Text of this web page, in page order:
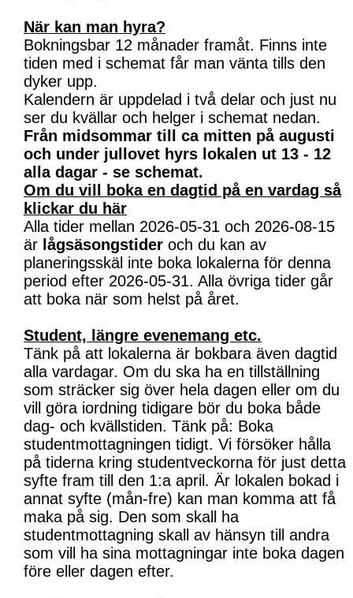
När kan man hyra?
Bokningsbar 12 månader framåt. Finns inte
tiden med i schemat får man vänta tills den
dyker upp.
Kalendern är uppdelad i två delar och just nu
ser du kvällar och helger i schemat nedan.
Från midsommar till ca mitten på augusti
och under jullovet hyrs lokalen ut 13 - 12
alla dagar - se schemat.
Om du vill boka en dagtid på en vardag så
klickar du här
Alla tider mellan 2026-05-31 och 2026-08-15
är lågsäsongstider och du kan av
planeringsskäl inte boka lokalerna för denna
period efter 2026-05-31. Alla övriga tider går
att boka när som helst på året.
Student, längre evenemang etc.
Tänk på att lokalerna är bokbara även dagtid
alla vardagar. Om du ska ha en tillställning
som sträcker sig över hela dagen eller om du
vill göra iordning tidigare bör du boka både
dag- och kvällstiden. Tänk på: Boka
studentmottagningen tidigt. Vi försöker hålla
på tiderna kring studentveckorna för just detta
syfte fram till den 1:a april. Är lokalen bokad i
annat syfte (mån-fre) kan man komma att få
maka på sig. Den som skall ha
studentmottagning skall av hänsyn till andra
som vill ha sina mottagningar inte boka dagen
före eller dagen efter.